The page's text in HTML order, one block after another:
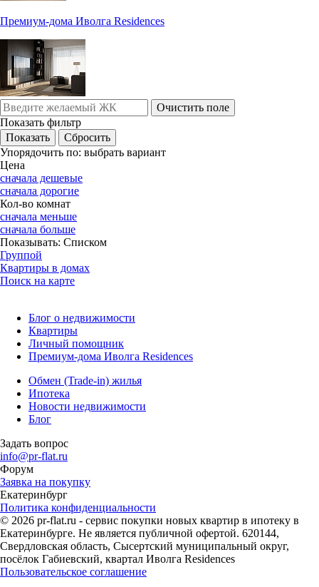
Премиум-дома Иволга Residences
Очистить поле
Показать фильтр
Упорядочить по: выбрать вариант
Цена
сначала дешевые
сначала дорогие
Кол-во комнат
сначала меньше
сначала больше
Показывать: Списком
Группой
Квартиры в домах
Поиск на карте
Блог о недвижимости
Квартиры
Личный помощник
Премиум-дома Иволга Residences
Обмен (Trade-in) жилья
Ипотека
Новости недвижимости
Блог
Задать вопрос
info@pr-flat.ru
Форум
Заявка на покупку
Екатеринбург
Политика конфиденциальности
© 2026 pr-flat.ru - сервис покупки новых квартир в ипотеку в
Екатеринбурге. Не является публичной офертой. 620144,
Свердловская область, Сысертский муниципальный округ,
посёлок Габиевский, квартал Иволга Residences
Пользовательское соглашение